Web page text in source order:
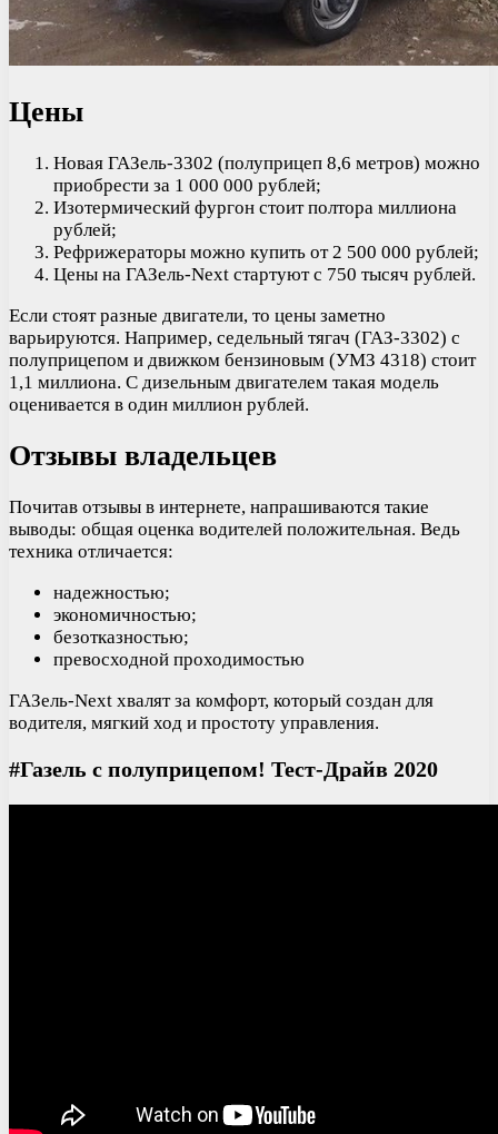
Цены
Новая ГАЗель-3302 (полуприцеп 8,6 метров) можно
приобрести за 1 000 000 рублей;
Изотермический фургон стоит полтора миллиона
рублей;
Рефрижераторы можно купить от 2 500 000 рублей;
Цены на ГАЗель-Next стартуют с 750 тысяч рублей.
Если стоят разные двигатели, то цены заметно
варьируются. Например, седельный тягач (ГАЗ-3302) с
полуприцепом и движком бензиновым (УМЗ 4318) стоит
1,1 миллиона. С дизельным двигателем такая модель
оценивается в один миллион рублей.
Отзывы владельцев
Почитав отзывы в интернете, напрашиваются такие
выводы: общая оценка водителей положительная. Ведь
техника отличается:
надежностью;
экономичностью;
безотказностью;
превосходной проходимостью
ГАЗель-Next хвалят за комфорт, который создан для
водителя, мягкий ход и простоту управления.
#Газель с полуприцепом! Тест-Драйв 2020